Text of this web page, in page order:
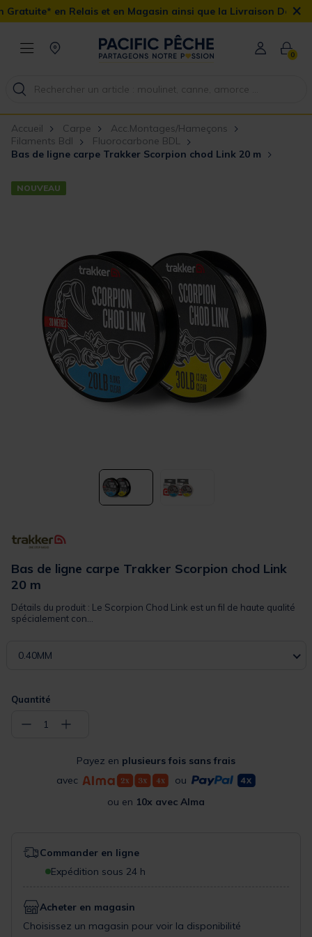
et en Magasin ainsi que la Livraison Domicile offerte dès×
0
Accueil Carpe
Acc.Montages/Hameçons
Filaments Bdl
Fluorocarbone BDL
Bas de ligne carpe Trakker Scorpion chod Link 20 m
NOUVEAU
Bas de ligne carpe Trakker Scorpion chod Link
20 m
Détails du produit : Le Scorpion Chod Link est un fil de haute qualité
spécialement con...
0.40MM
Quantité
− 1 +
Payez en plusieurs fois sans frais
avec
ou
ou en 10x avec Alma
Commander en ligne
Expédition sous 24 h
Acheter en magasin
Choisissez un magasin pour voir la disponibilité